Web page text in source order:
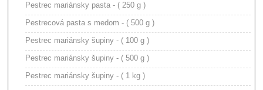
Pestrec mariánsky pasta - ( 250 g )
Pestrecová pasta s medom - ( 500 g )
Pestrec mariánsky šupiny - ( 100 g )
Pestrec mariánsky šupiny - ( 500 g )
Pestrec mariánsky šupiny - ( 1 kg )